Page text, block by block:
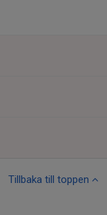
Tillbaka till toppen